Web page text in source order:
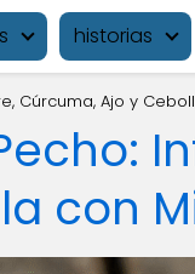
historias
Cúrcuma, Ajo y
con